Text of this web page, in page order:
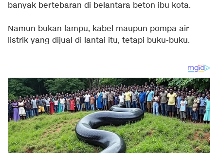
banyak bertebaran di belantara beton ibu kota.
Namun bukan lampu, kabel maupun pompa air
listrik yang dijual di lantai itu, tetapi buku-buku.